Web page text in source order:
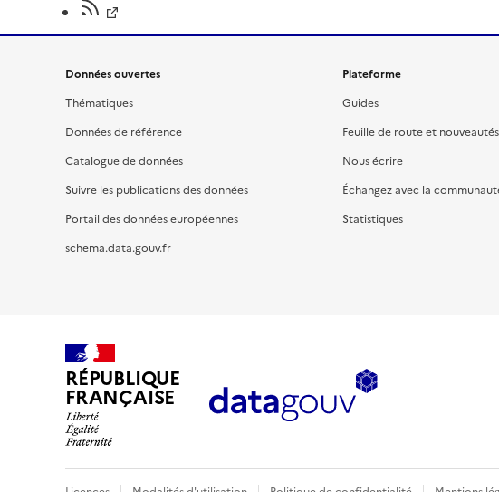
Données ouvertes
Thématiques
Données de référence
Catalogue de données
Suivre les publications des données
Portail des données européennes
schema.data.gouv.fr
Plateforme
Guides
Feuille de route et nouveautés
Nous écrire
Échangez avec la
Statistiques
RÉPUBLIQUE
FRANÇAISE